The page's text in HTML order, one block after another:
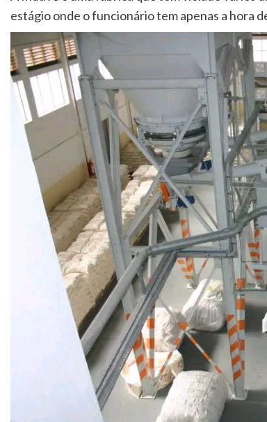
estágio onde o funcionário tem apenas a hora